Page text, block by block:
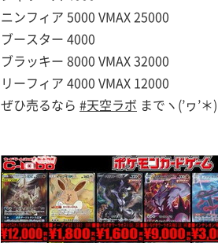
ニンフィア 5000 VMAX 25000
ブースター 4000
ブラッキー 8000 VMAX 32000
リーフィア 4000 VMAX 12000
ぜひ売るなら #天空ラボ までヽ(’ヮ’